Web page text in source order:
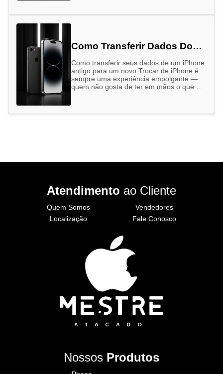
Como Transferir Dados Do
Novo
Como transferir seus dados de um iPhone
antigo para um novo Trocar de iPhone é
sempre uma experiência empolgante —
quem não gosta de ter em mãos o que há
Atendimento ao Cliente
Quem Somos
Localização
Vendedores
Fale Conosco
Nossos Produtos